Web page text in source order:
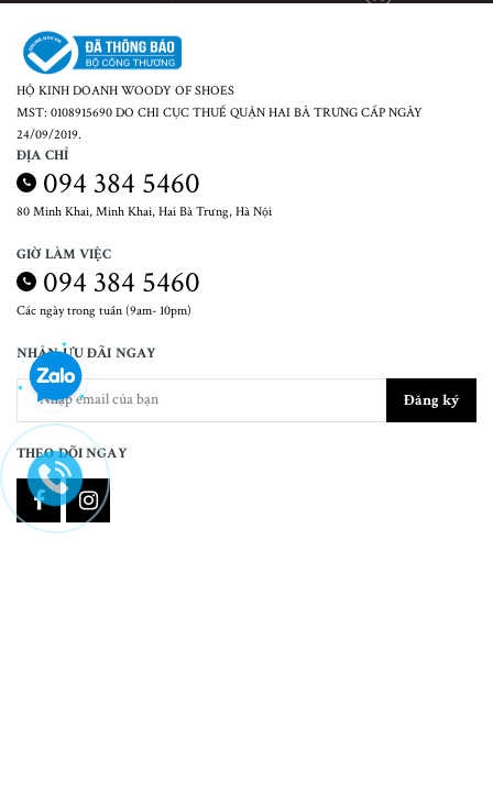
HỘ KINH DOANH WOODY OF SHOES
MST: 0108915690 DO CHI CỤC THUẾ QUẬN HAI BÀ TRƯNG CẤP NGÀY
24/09/2019.
ĐỊA CHỈ
094 384 5460
80 Minh Khai, Minh Khai, Hai Bà Trưng, Hà Nội
GIỜ LÀM VIỆC
094 384 5460
Các ngày trong tuần (9am- 10pm)
NHẬN ƯU ĐÃI NGAY
Đăng ký
THEO DÕI NGAY